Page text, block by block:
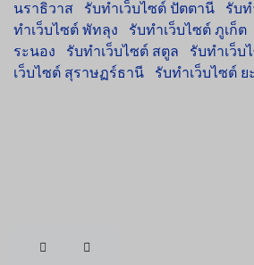
นราธิวาส
รับทำเว็บไซต์ ปัตตานี รับท
ทำเว็บไซต์ พัทลุง
รับทำเว็บไซต์ ภูเก็ต
ระนอง
รับทำเว็บไซต์ สตูล รับทำเว็บ
เว็บไซต์ สุราษฏร์ธานี
รับทำเว็บไซต์ ย